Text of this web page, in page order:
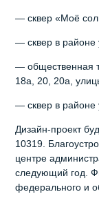
— сквер «Моё
— сквер в районе
— общественная
18а, 20, 20а,
— сквер в районе
Дизайн-проект
10319.
центре
следующий год.
федерального и